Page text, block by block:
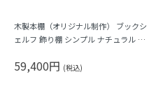
木製本棚（オリジナル制作） ブックシ
ェルフ 飾り棚 シンプル ナチュラル 機
59,400円 (税込)